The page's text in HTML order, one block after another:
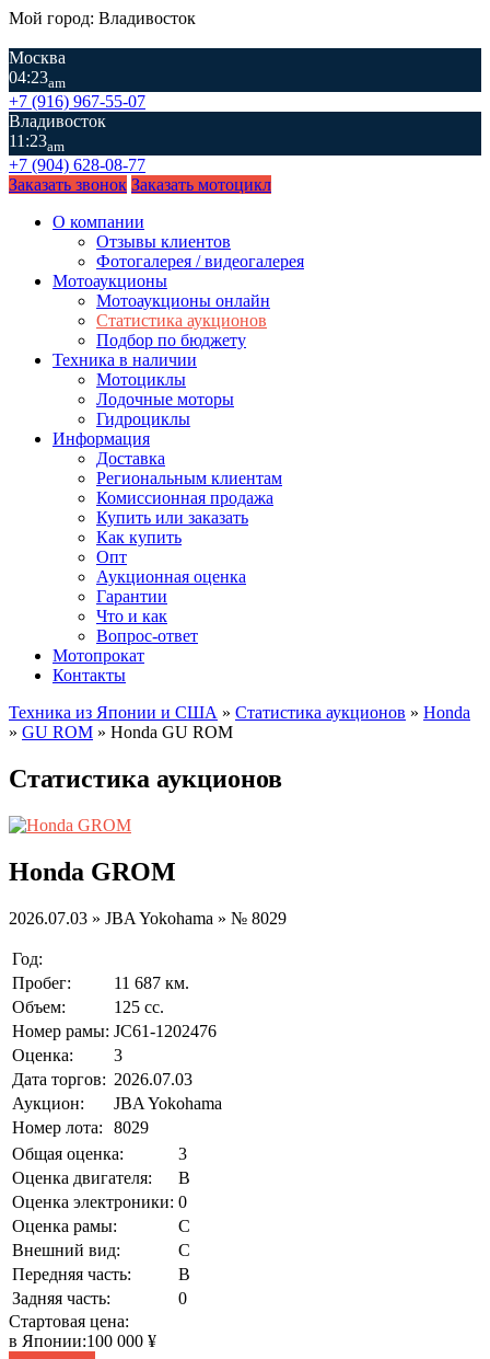
Мой город: Владивосток
Москва
04:23am
+7 (916) 967-55-07
Владивосток
11:23am
+7 (904) 628-08-77
Заказать звонок Заказать мотоцикл
О компании
Отзывы клиентов
Фотогалерея / видеогалерея
Мотоаукционы
Мотоаукционы онлайн
Статистика аукционов
Подбор по бюджету
Техника в наличии
Мотоциклы
Лодочные моторы
Гидроциклы
Информация
Доставка
Региональным клиентам
Комиссионная продажа
Купить или заказать
Как купить
Опт
Аукционная оценка
Гарантии
Что и как
Вопрос-ответ
Мотопрокат
Контакты
Техника из Японии и США » Статистика аукционов » Honda
» GU ROM » Honda GU ROM
Статистика аукционов
Honda GROM
2026.07.03 » JBA Yokohama » № 8029
Год:
Пробег:
11 687 км.
Объем:
125 сс.
Номер рамы: JC61-1202476
Оценка:
3
Дата торгов: 2026.07.03
Аукцион:
JBA Yokohama
Номер лота:
8029
Общая оценка:
3
Оценка двигателя:
B
Оценка электроники: 0
Оценка рамы:
C
Внешний вид:
C
Передняя часть:
B
Задняя часть:
0
Стартовая цена:
в Японии:100 000 ¥